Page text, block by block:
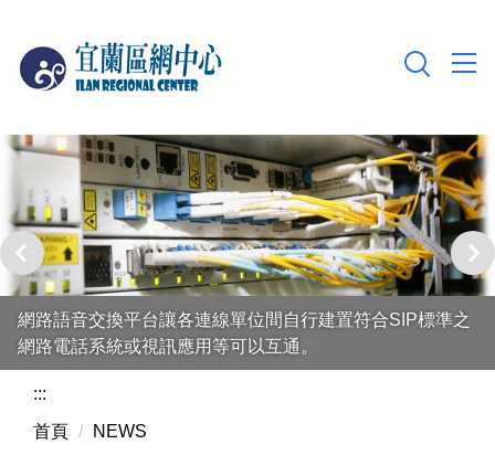
主
容
本中心擁有2座60KVA不斷電系統與500加侖油箱之600KW
發電機，可確保網路連線不因電力中斷。
網路語音交換平台讓各連線單位間自行建置符合SIP標準之
網路電話系統或視訊應用等可以互通。
:::
首頁
NEWS